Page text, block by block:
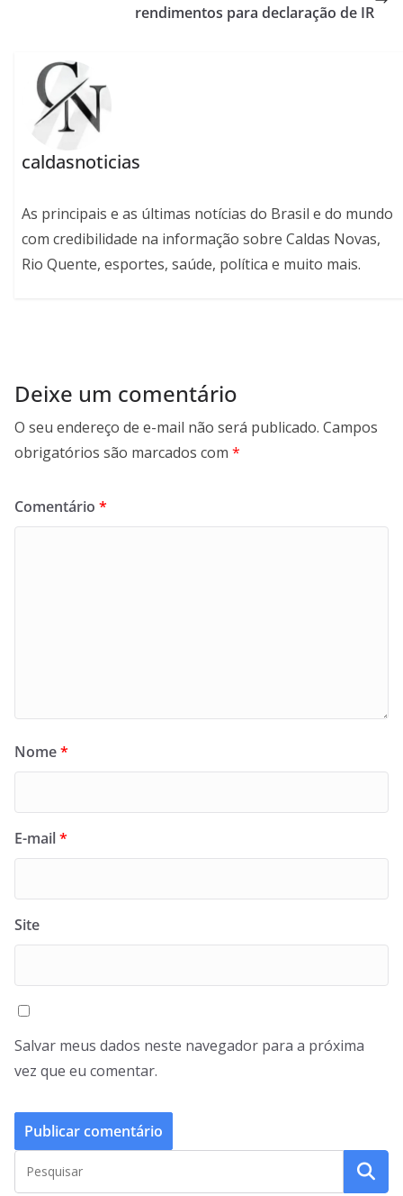
rendimentos para declaração de IR
caldasnoticias
As principais e as últimas notícias do Brasil e do mundo
com credibilidade na informação sobre Caldas Novas,
Rio Quente, esportes, saúde, política e muito mais.
Deixe um comentário
O seu endereço de e-mail não será publicado. Campos
obrigatórios são marcados com *
Comentário *
Nome*
E-mail*
Site
Salvar meus dados neste navegador para a próxima
vez que eu comentar.